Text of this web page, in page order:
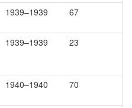
1939–1939 67
1939–1939 23
1940–1940 70